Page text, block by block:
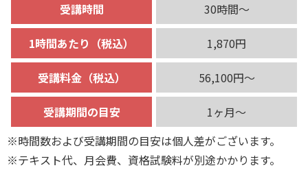
受講時間 30時間～
1時間あたり（税込） 1,870円
受講料金（税込） 56,100円～
受講期間の目安
1ヶ月～
※時間数および受講期間の目安は個人差がございます。
※テキスト代、月会費、資格試験料が別途かかります。